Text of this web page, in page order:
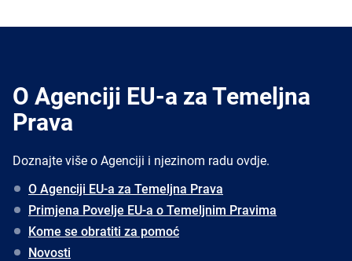
O Agenciji EU-a za Temeljna
Prava
Doznajte više o Agenciji i njezinom radu ovdje.
O Agenciji EU-a za Temeljna Prava
Primjena Povelje EU-a o Temeljnim Pravima
Kome se obratiti za pomoć
Novosti